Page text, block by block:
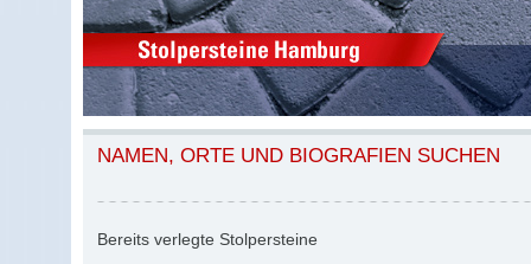
NAMEN, ORTE UND BIOGRAFIEN SUCHEN
Bereits verlegte Stolpersteine